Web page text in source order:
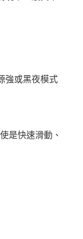
強或黑夜模式
是快速滑動、